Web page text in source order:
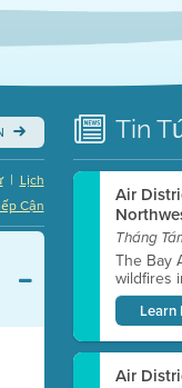
Lịch
|
Cận
Tin
Air
Tháng
The Bay
wildfires
Learn
Air